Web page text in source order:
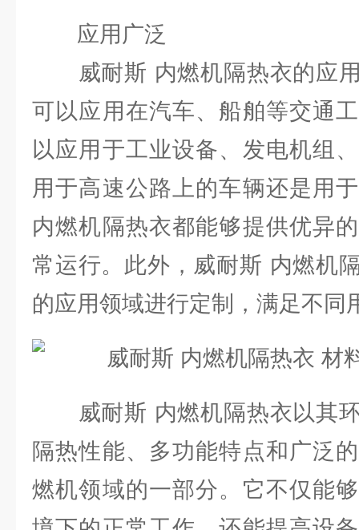
应用广泛
威耐斯 内燃机隔热衣的应用
可以应用在汽车、船舶等交通
以应用于工业设备、发电机组
用于高速公路上的车辆还是用
内燃机隔热衣都能够提供优异
常运行。此外，威耐斯 内燃机
的应用领域进行定制，满足不同
威耐斯 内燃机隔热衣以其环
隔热性能、多功能特点和广泛
燃机领域的一部分。它不仅能